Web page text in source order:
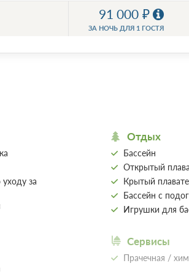
91 000
ЗА НОЧЬ ДЛЯ 1 ГОСТЯ
за
Отдых
Бассейн
Открытый
Крытый
Бассейн с
Игрушки для
Сервисы
Прачечная /